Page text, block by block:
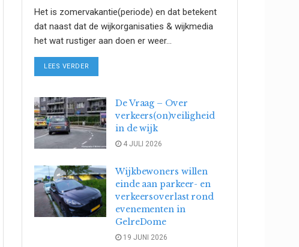
Het is zomervakantie(periode) en dat betekent
dat naast dat de wijkorganisaties & wijkmedia
het wat rustiger aan doen er weer...
LEES VERDER
De Vraag – Over
verkeers(on)veiligheid
in de wijk
4 JULI 2026
Wijkbewoners willen
einde aan parkeer- en
verkeersoverlast rond
evenementen in
GelreDome
19 JUNI 2026